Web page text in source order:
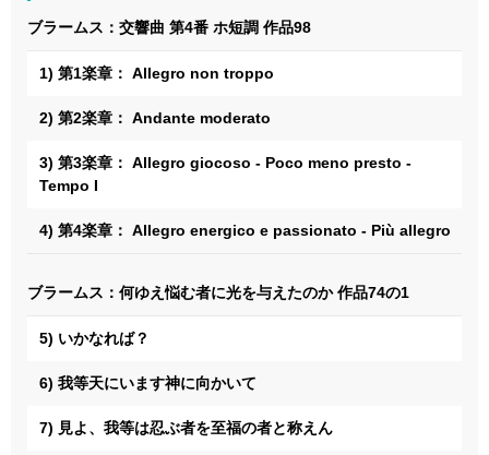
ブラームス：交響曲 第4番 ホ短調 作品98
1) 第1楽章： Allegro non troppo
2) 第2楽章： Andante moderato
3) 第3楽章： Allegro giocoso - Poco meno presto -
Tempo I
4) 第4楽章： Allegro energico e passionato - Più allegro
ブラームス：何ゆえ悩む者に光を与えたのか 作品74の1
5) いかなれば？
6) 我等天にいます神に向かいて
7) 見よ、我等は忍ぶ者を至福の者と称えん